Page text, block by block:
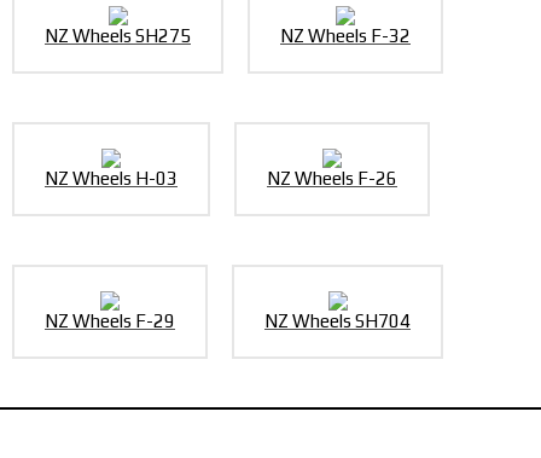
NZ Wheels SH275 NZ Wheels F-32
NZ Wheels H-03 NZ Wheels F-26
NZ Wheels F-29 NZ Wheels SH704